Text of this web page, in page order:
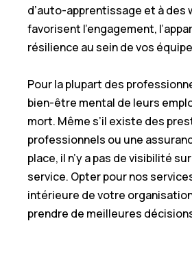
d’auto-apprentissage et à des
favorisent l’engagement,
résilience au sein de vos
Pour la plupart des
bien-être mental de leurs
mort. Même s’il existe des
professionnels ou une
place, il n’y a pas de visibilité
service. Opter pour nos
intérieure de votre
prendre de meilleures